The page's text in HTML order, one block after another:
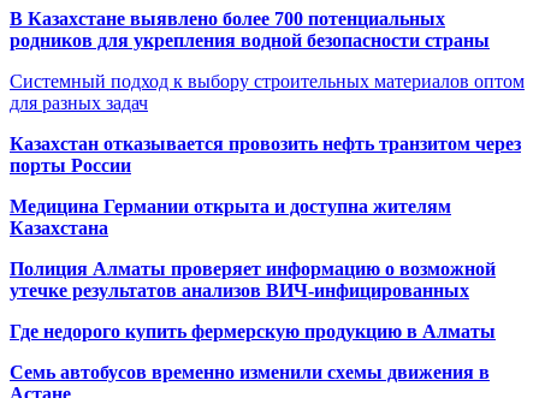
В Казахстане выявлено более 700 потенциальных
родников для укрепления водной безопасности страны
Системный подход к выбору строительных материалов оптом
для разных задач
Казахстан отказывается провозить нефть транзитом через
порты России
Медицина Германии открыта и доступна жителям
Казахстана
Полиция Алматы проверяет информацию о возможной
утечке результатов анализов ВИЧ-инфицированных
Где недорого купить фермерскую продукцию в Алматы
Семь автобусов временно изменили схемы движения в
Астане